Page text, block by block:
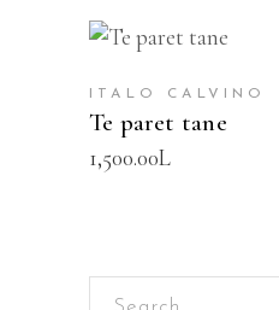
ITALO CALVINO
Te paret tane
1,500.00L
Search